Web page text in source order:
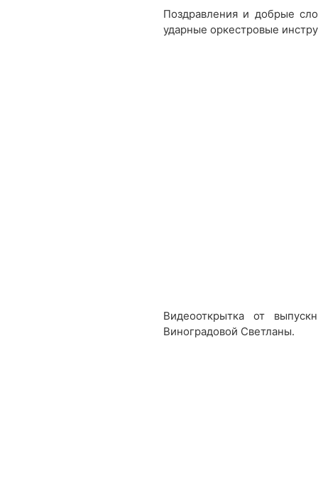
Поздравления и добрые
ударные оркестровые
Видеооткрытка от
Виноградовой Светланы.